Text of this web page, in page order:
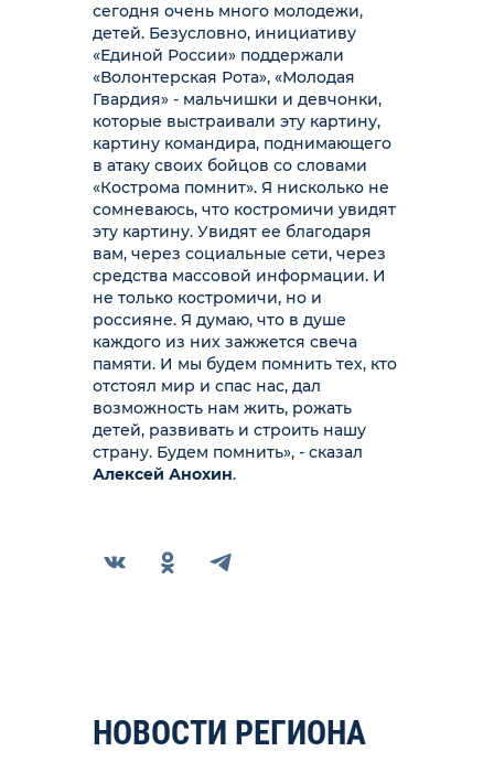
сегодня очень много молодежи,
детей. Безусловно, инициативу
«Единой России» поддержали
«Волонтерская Рота», «Молодая
Гвардия» - мальчишки и девчонки,
которые выстраивали эту картину,
картину командира, поднимающего
в атаку своих бойцов со словами
«Кострома помнит». Я нисколько не
сомневаюсь, что костромичи увидят
эту картину. Увидят ее благодаря
вам, через социальные сети, через
средства массовой информации. И
не только костромичи, но и
россияне. Я думаю, что в душе
каждого из них зажжется свеча
памяти. И мы будем помнить тех, кто
отстоял мир и спас нас, дал
возможность нам жить, рожать
детей, развивать и строить нашу
страну. Будем помнить», - сказал
Алексей Анохин.
НОВОСТИ РЕГИОНА